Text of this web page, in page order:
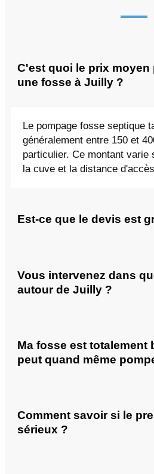
C'est quoi le prix moyen
une fosse à Juilly ?
Le pompage fosse septique
généralement entre 150 et
particulier. Ce montant varie
la cuve et la distance
Est-ce que le devis est
Vous intervenez dans
autour de Juilly ?
Ma fosse est totalement
peut quand même
Comment savoir si le
sérieux ?